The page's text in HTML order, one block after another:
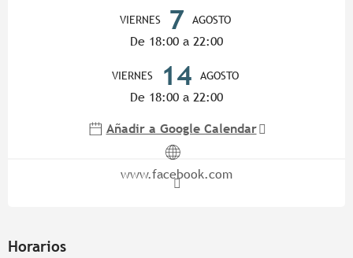
VIERNES 7 AGOSTO
De 18:00 a 22:00
VIERNES 14 AGOSTO
De 18:00 a 22:00
Añadir a Google Calendar
www.facebook.com
Horarios